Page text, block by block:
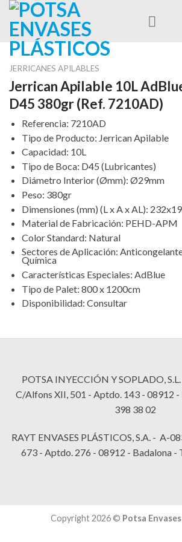
Skip
content
JERRICANES APILABLES
Jerrican Apilable 10L
D45 380gr (Ref. 7210AD)
Referencia: 7210AD
Tipo de Producto: Jerrican Apilable
Capacidad: 10L
Tipo de Boca: D45 (Lubricantes)
Diámetro Interior (Ømm): Ø29mm
Peso: 380gr
Dimensiones (mm) (L x A x AL):
Material de Fabricación: PEHD-APM
Color Standard: Natural
Sectores de Aplicación:
Química
Características Especiales: AdBlue
Tipo de Palet: 800 x 1200cm
Disponibilidad: Consultar
POTSA INYECCIÓN Y SOPLADO,
C/Alfons XII, 501 - Aptdo. 143 - 08912 -
398 38 02
RAYT ENVASES PLÁSTICOS, S.A. - A-
673 - Aptdo. 276 - 08912 - Badalona -
Copyright 2026 © Potsa